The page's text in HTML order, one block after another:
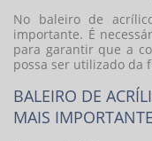
No
baleiro de
importante. É
para garantir que a
possa ser utilizado da
BALEIRO DE
MAIS